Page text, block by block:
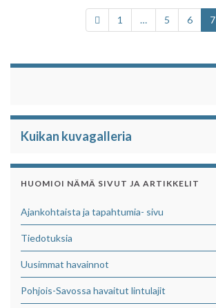
A
p
1 … 5 6 7
Kuikan kuvagalleria
HUOMIOI NÄMÄ SIVUT JA ARTIKKELIT
Ajankohtaista ja tapahtumia- sivu
Tiedotuksia
Uusimmat havainnot
Pohjois-Savossa havaitut lintulajit